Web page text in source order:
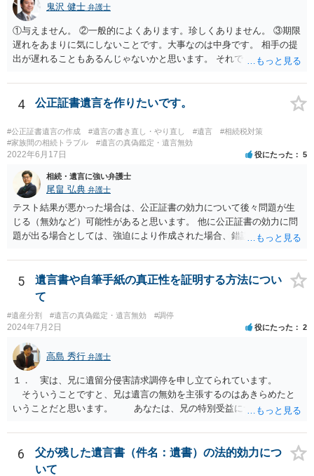
鬼沢 健士 弁護士
①与えません。 ②一般的によくあります。珍しくありません。 ③期限
遅れをあまりに気にしないことです。大事なのは中身です。 相手の提
出が遅れることもあるんじゃないかと思います。 それでもあなた有利
4 公正証書遺言を作りたいです。
#公正証書遺言の作成 #遺言の書き直し・やり直し #遺言
#相続税対策
#家族間の相続トラブル
#遺言の真偽鑑定・遺言無効
2022年6月17日 役にたった 5
相続・遺言に強い弁護士
尾畠 弘典 弁護士
テスト結果が悪かった場合は、公正証書の効力について後々問題が生
じる（無効など）可能性があると思います。 他に公正証書の効力に問
題が出る場合としては、強迫により作成された場合、錯誤（勘違い）
すが、弁護士に作成を依頼する場合は、１０～数十万円程度になるケ
ースが多いと思います。 報酬体系は、弁護士ごとに異なりますので一
律の基準はありません。
5
遺言書や自筆手紙の真正性を証明する方法につい
て
#遺産分割 #遺言の真偽鑑定・遺言無効 #調停
2024年7月2日 役にたった 2
高島 秀行 弁護士
１． 実は、兄に遺留分侵害請求調停を申し立てられています。
そういうことですと、兄は遺言の無効を主張するのはあきらめたと
いうことだと思います。 あなたは、兄の特別受益について立証し
詳しい事情を話して相談された方がよいと思います。
6
父が残した遺言書（件名：遺書）の法的効力につ
いて